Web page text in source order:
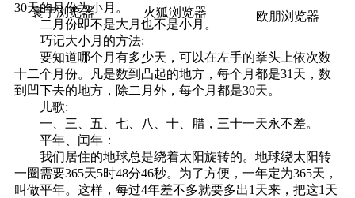
寰宇浏览器 火狐浏览器 欧朋浏览器
30天的月份为小月。
二月份即不是大月也不是小月。
巧记大小月的方法:
要知道哪个月有多少天，可以在左手的拳头上依次数
十二个月份。凡是数到凸起的地方，每个月都是31天，数
到凹下去的地方，除二月外，每个月都是30天。
儿歌:
一、三、五、七、八、十、腊，三十一天永不差。
平年、闰年：
我们居住的地球总是绕着太阳旋转的。地球绕太阳转
一圈需要365天5时48分46秒。为了方便，一年定为365天，
叫做平年。这样，每过4年差不多就要多出1天来，把这1天